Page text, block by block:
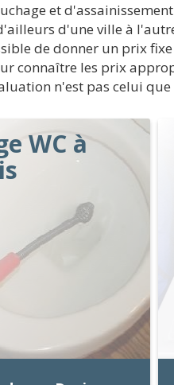
et
d'une ville à
de donner un prix
connaître les prix
n'est pas celui
WC à